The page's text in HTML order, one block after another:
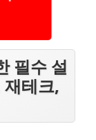
필수 설
테크,